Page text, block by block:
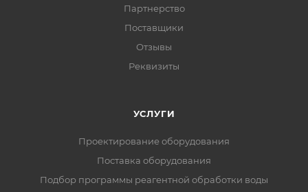
Партнерство
Поставщики
Отзывы
Реквизиты
УСЛУГИ
Проектирование оборудования
Поставка оборудования
Подбор программы реагентной обработки воды